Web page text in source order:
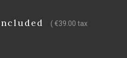
( €39.00 tax